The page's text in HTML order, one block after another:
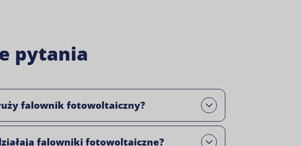
pytania
falownik fotowoltaiczny? Open
falowniki fotowoltaiczne? Open